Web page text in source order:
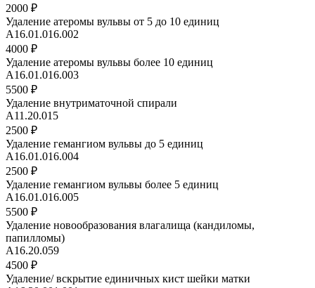
2000 ₽
Удаление атеромы вульвы от 5 до 10 единиц
А16.01.016.002
4000 ₽
Удаление атеромы вульвы более 10 единиц
А16.01.016.003
5500 ₽
Удаление внутриматочной спирали
A11.20.015
2500 ₽
Удаление гемангиом вульвы до 5 единиц
А16.01.016.004
2500 ₽
Удаление гемангиом вульвы более 5 единиц
А16.01.016.005
5500 ₽
Удаление новообразования влагалища (кандиломы,
папилломы)
А16.20.059
4500 ₽
Удаление/ вскрытие единичных кист шейки матки